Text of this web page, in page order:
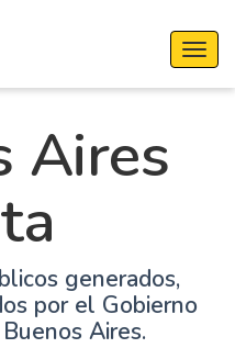
Aires
generados,
por el Gobierno
Aires.